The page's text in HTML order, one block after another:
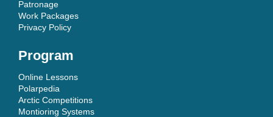
Patronage
Work Packages
Privacy Policy
Program
Online Lessons
Polarpedia
Arctic Competitions
Montioring Systems